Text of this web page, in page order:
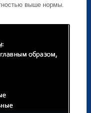
выше нормы.